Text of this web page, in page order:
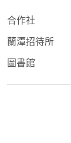
合作社
蘭潭招待所
圖書館